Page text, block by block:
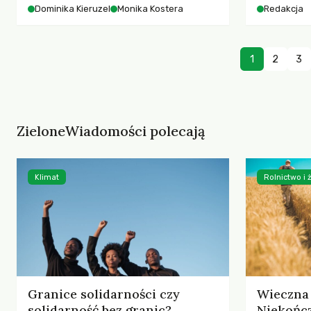
współczesnego miasta.
Dominika Kieruzel Monika Kostera Redakcja
1 2 3
ZieloneWiadomości polecają
Granice solidarności czy
Klimat Rolnictwo i